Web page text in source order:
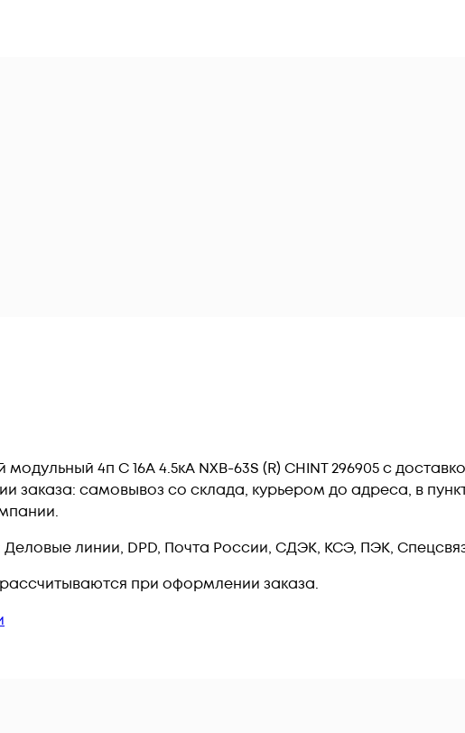
4п C 16А 4.5кА NXB-63S (R) CHINT 296905 c
заказа: самовывоз со склада, курьером до адреса, в
линии, DPD, Почта России, СДЭК, КСЭ, ПЭК,
при оформлении заказа.